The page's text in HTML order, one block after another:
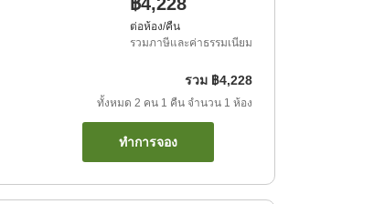
ต่อห้อง/คืน
รวมภาษีและค่าธรรมเนียม
รวม ฿4,228
ทั้งหมด 2 คน 1 คืน จำนวน 1 ห้อง
ทำการจอง